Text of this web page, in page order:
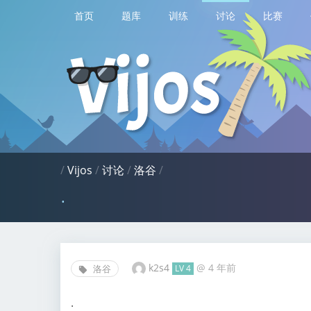
首页 题库 训练 讨论 比赛
/Vijos /讨论/洛谷 /
.
洛谷 k2s4 LV 4 @ 4 年前
.